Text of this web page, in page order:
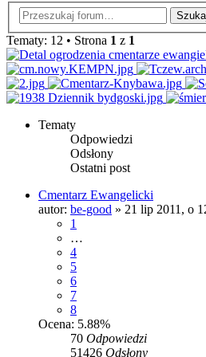
Tematy: 12 • Strona 1 z 1
Tematy
Odpowiedzi
Odsłony
Ostatni post
Cmentarz Ewangelicki
autor: be-good » 21 lip 2011, o
1
…
4
5
6
7
8
Ocena: 5.88%
70 Odpowiedzi
51426 Odsłony